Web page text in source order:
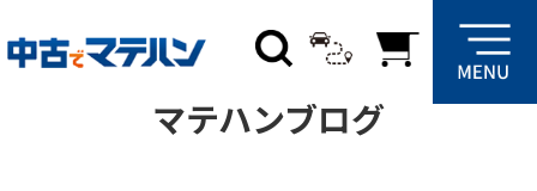
マテハンブログ